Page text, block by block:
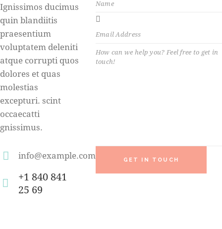
Ignissimos ducimus
quin blandiitis
praesentium
voluptatem deleniti
atque corrupti quos
dolores et quas
molestias
excepturi. scint
occaecatti
gnissimus.
m
info@example.com
+1 840 841
25 69